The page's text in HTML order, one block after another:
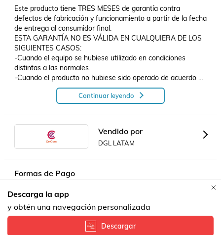
Este producto tiene TRES MESES de garantía contra
defectos de fabricación y funcionamiento a partir de la fecha
de entrega al consumidor final.
ESTA GARANTÍA NO ES VÁLIDA EN CUALQUIERA DE LOS
SIGUIENTES CASOS:
-Cuando el equipo se hubiese utilizado en condiciones
distintas a las normales.
-Cuando el producto no hubiese sido operado de acuerdo
con las especificaciones de este.
-Cuando el producto hubiese sido alterado o reparado por
-Si el equipo ha sido mojado, o presenta humedad.
-Si presenta golpes, rayones o cualquier muestra de que el
equipo ha sido maltratado..
Continuar leyendo
Vendido por
DGL LATAM
Formas de Pago
Descarga la app
y obtén una navegación personalizada
Descargar